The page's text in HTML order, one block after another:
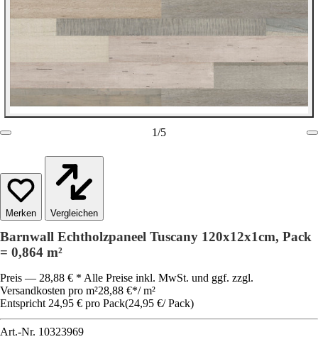
1/5
Vergleichen
Barnwall Echtholzpaneel Tuscany 120x12x1cm, Pack
= 0,864 m²
Preis — 28,88 € * Alle Preise inkl. MwSt. und ggf. zzgl.
Versandkosten pro m²28,88 €*/ m²
Entspricht 24,95 € pro Pack(24,95 €/ Pack)
Art.-Nr. 10323969